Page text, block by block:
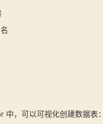
中，可以可视化创建数据表